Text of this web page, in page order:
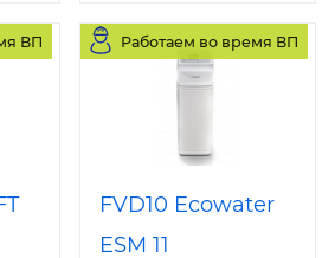
ВП Работаем во время ВП
FVD10 Ecowater
ESM 11